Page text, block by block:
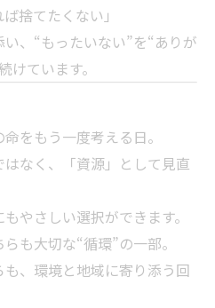
捨てたくない」
、“もったいない”を“ありが
けています。
をもう一度考える日。
なく、「資源」として見直
やさしい選択ができます。
も大切な“循環”の一部。
、環境と地域に寄り添う回